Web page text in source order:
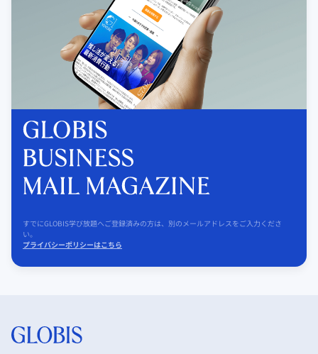
すでにGLOBIS学び放題へご登録済みの方は、別のメールアドレスをご入力くださ
い。
プライバシーポリシーはこちら